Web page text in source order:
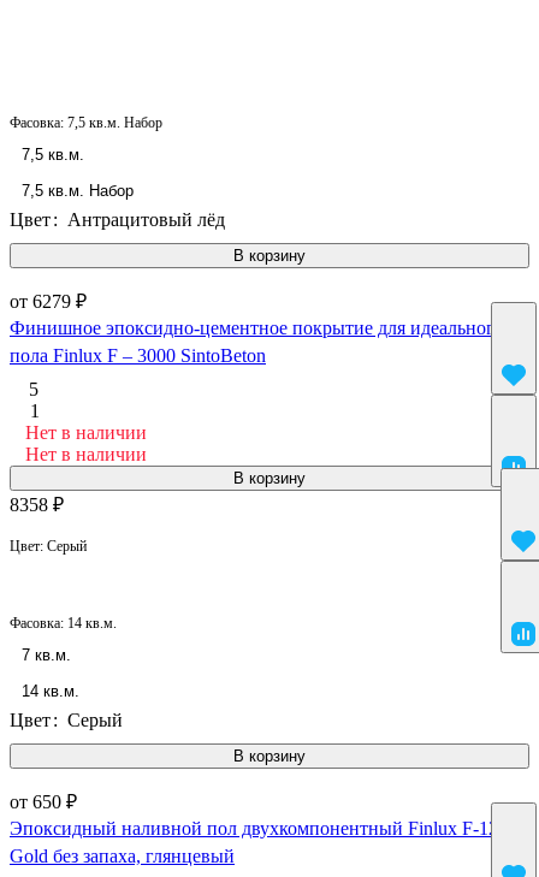
В корзину
Фасовка: 7,5 кв.м. Набор
7,5 кв.м.
7,5 кв.м. Набор
Цвет: Антрацитовый лёд
от 6279 ₽
Финишное эпоксидно-цементное покрытие для идеального
пола Finlux F – 3000 SintoBeton
5
1
Нет в наличии
В корзину
Нет в наличии
В корзину
8358 ₽
Цвет: Серый
Фасовка: 14 кв.м.
7 кв.м.
14 кв.м.
Цвет: Серый
от 650 ₽
Эпоксидный наливной пол двухкомпонентный Finlux F-1240
Gold без запаха, глянцевый